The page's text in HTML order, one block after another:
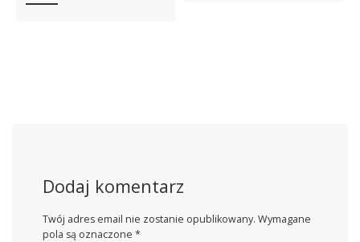
Dodaj komentarz
Twój adres email nie zostanie opublikowany. Wymagane
pola są oznaczone *